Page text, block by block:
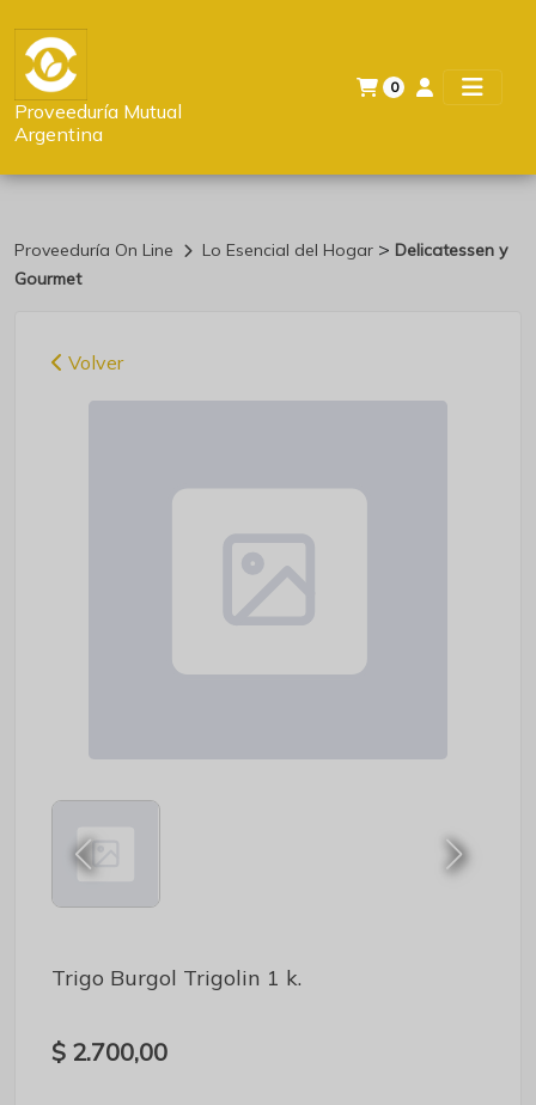
Proveeduría Mutual
Argentina
0
Proveeduría On Line Lo Esencial del Hogar > Delicatessen y
Gourmet
Volver
Trigo Burgol Trigolin 1 k.
$ 2.700,00